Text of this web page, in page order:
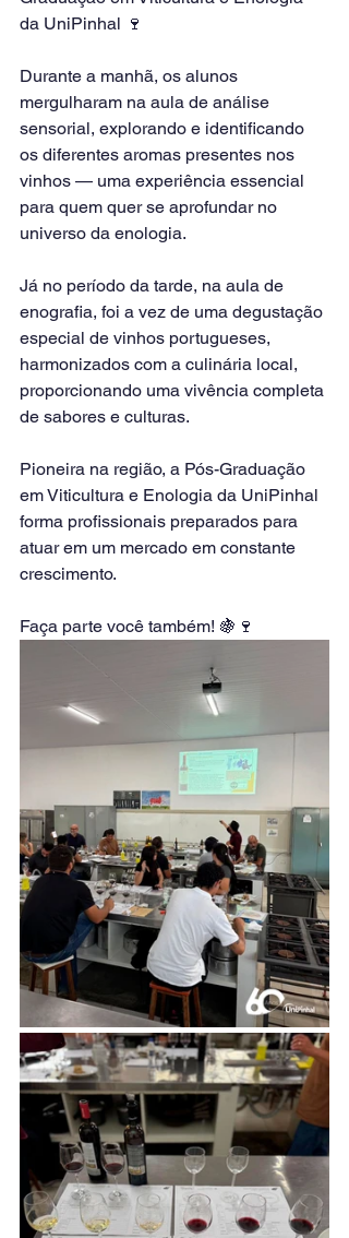
da UniPinhal 🍷
Durante a manhã, os alunos
mergulharam na aula de análise
sensorial, explorando e identificando
os diferentes aromas presentes nos
vinhos — uma experiência essencial
para quem quer se aprofundar no
universo da enologia.
Já no período da tarde, na aula de
enografia, foi a vez de uma degustação
especial de vinhos portugueses,
harmonizados com a culinária local,
proporcionando uma vivência completa
de sabores e culturas.
Pioneira na região, a Pós-Graduação
em Viticultura e Enologia da UniPinhal
forma profissionais preparados para
atuar em um mercado em constante
crescimento.
Faça parte você também! 🍇🍷